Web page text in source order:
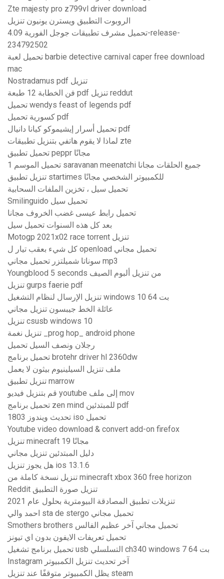
Zte majesty pro z799vl driver download
الروبوت التطبيق ويسترن يونيون تنزيل
تحميل مشرف تطبيقات جوجل الفورية 4.09-release-
234792502
تحميل لعبة barbie detective carnival caper free download
mac
Nostradamus pdf تنزيل
فن الخطابة 12 طبعة pdf تنزيل reddut
تحميل wendys feast of legends pdf
كسورية تحميل pdf
تحميل أسرار إيشيموكو كيانا دانيال pdf
لماذا لا يقوم هاتفي بتنزيل تطبيقات zte
تحميل تطبيق peppr مجانًا
تحميل الموسم 1 saravanan meenatchi جميع الحلقات مجانا
تنزيل تطبيق startimes للكمبيوتر الشخصي مجانًا
تحميل سيل ، تخزين الملفات السحابية
Smilinguido تحميل سيل
تحميل رابط عيسى غضب الخروف مجانا
بعد كل هذه السنوات تحميل سيل
Motogp 2021x02 race torrent تنزيل
كل شيء بعقب تيار ل openload تحميل مجاني
سوناتا شميلتزر تحميل مجاني mp3
Youngblood 5 seconds من تنزيل ألبوم الصيف
تنزيل gurps faerie pdf
تنزيل الإرسال لنظام التشغيل windows 10 64 بت
عائلة الخط جيبسون تنزيل مجاني
تنزيل csusb windows 10
تنزيل نغمة _prog hop_ android phone
رجلان ونصف السيل تحميل
تحميل برنامج brotehr driver hl 2360dw
ملف تنزيل السيلينيوم بيثون لا يعمل
تنزيل تطبيق marrow
قم بتنزيل فيديو youtube إلى ملف mov
تحميل برنامج zen mind للمبتدئين pdf
تحديث ويندوز 1803 iso تحميل
Youtube video download & convert add-on firefox
تنزيل minecraft 19 مجانًا
دليل المبتدئين تنزيل مجاني
هل يجوز تنزيل ios 13.1.6
تنزيل نسخة كاملة من minecraft xbox 360 free horizon
Reddit تنزيل صورة التطبيق
تنزيلات تطبيق المصادقة البيومترية بحلول عام 2021
احمد والي sta de stergo تحميل مجاني
Smothers brothers تحميل مجاني آخر عظيم الفالس
تحميل تعريفات الايفون بدون اي تيونز
تحميل برنامج تشغيل usb التسلسلي ch340 windows 7 64 بت
Instagram آخر تحديث تنزيل الكمبيوتر
يظل الكمبيوتر متوقفًا عند تنزيل steam